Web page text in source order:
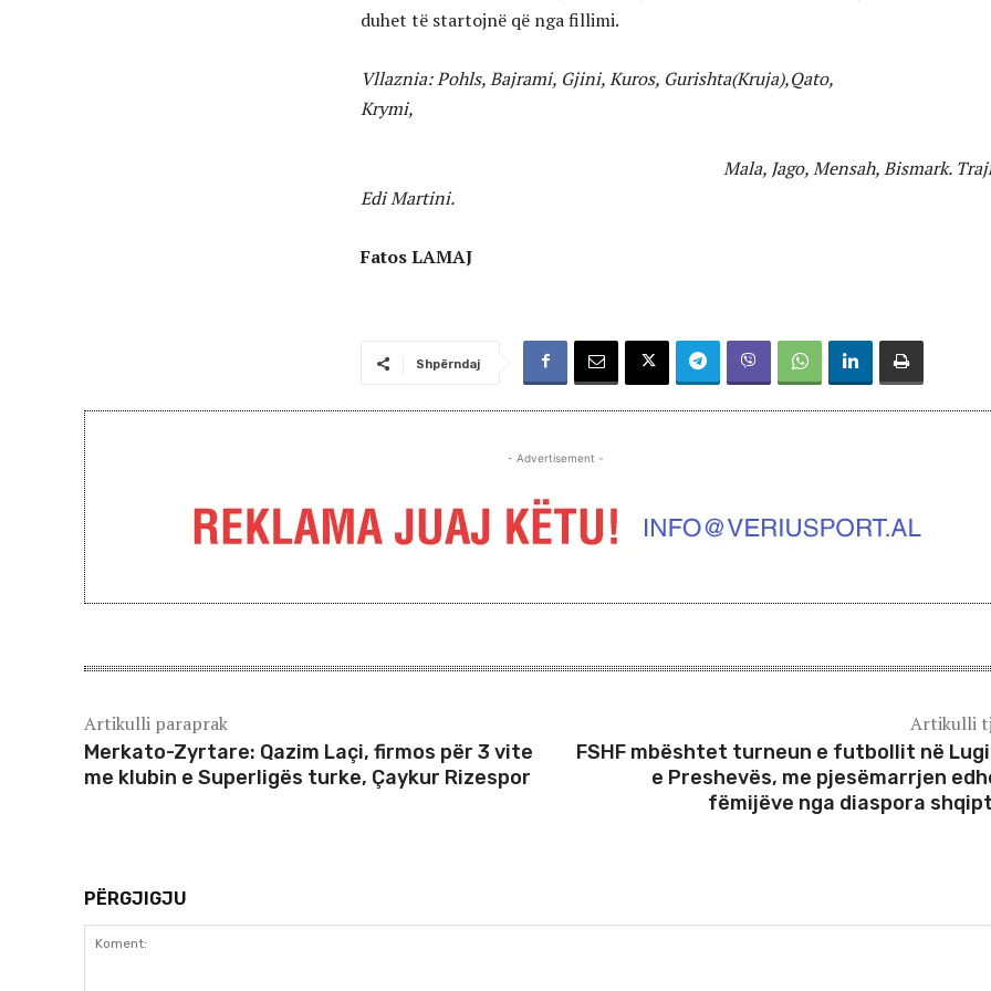
duhet të startojnë që nga fillimi.
Vllaznia: Pohls, Bajrami, Gjini, Kuros, Gurishta(Kruja),Qato,
Mala, Jago, Mensah, Bismark.
Edi Martini.
Fatos LAMAJ
Shpërndaj
- Advertisement -
Artikulli paraprak
Merkato-Zyrtare: Qazim Laçi, firmos për 3 vite
me klubin e Superligës turke, Çaykur Rizespor
Artikulli
FSHF mbështet turneun e futbollit në
e Preshevës, me pjesëmarrjen
fëmijëve nga diaspora
PËRGJIGJU